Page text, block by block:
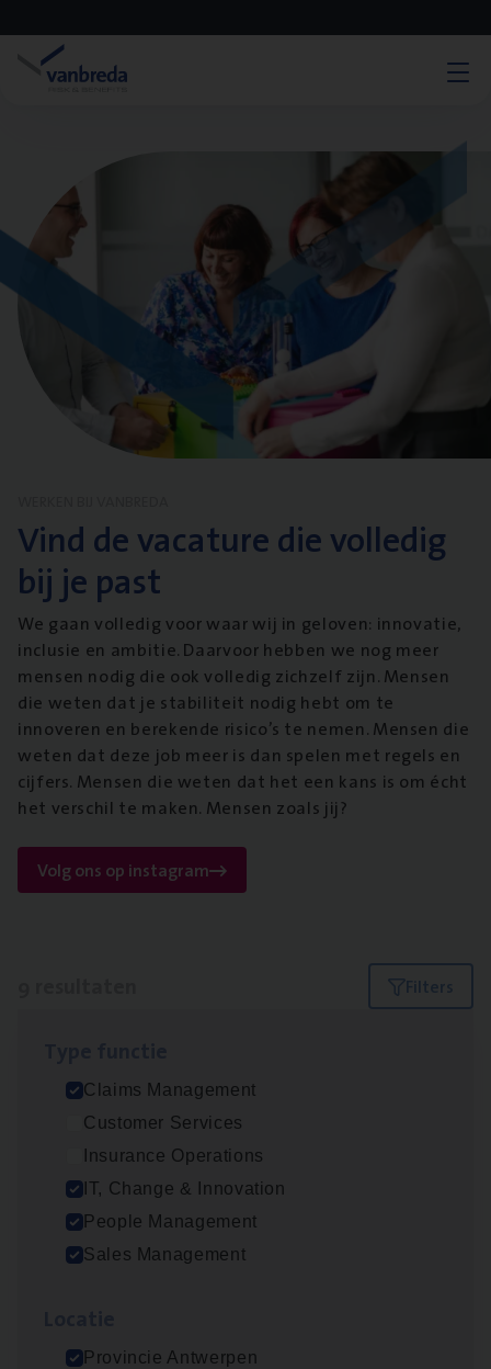
Vind de vacature die volledig
bij je past
We gaan volledig voor waar wij in geloven: innovatie,
inclusie en ambitie. Daarvoor hebben we nog meer
mensen nodig die ook volledig zichzelf zijn. Mensen
die weten dat je stabiliteit nodig hebt om te
innoveren en berekende risico’s te nemen. Mensen die
weten dat deze job meer is dan spelen met regels en
cijfers. Mensen die weten dat het een kans is om écht
het verschil te maken. Mensen zoals jij?
Volg ons op instagram
Filters
Claims Management
Customer Services
Insurance Operations
IT, Change & Innovation
People Management
Sales Management
Provincie Antwerpen
Claims­hand­ler Fleet&
Claims Management
Antwerpen
Test Ana­lyst